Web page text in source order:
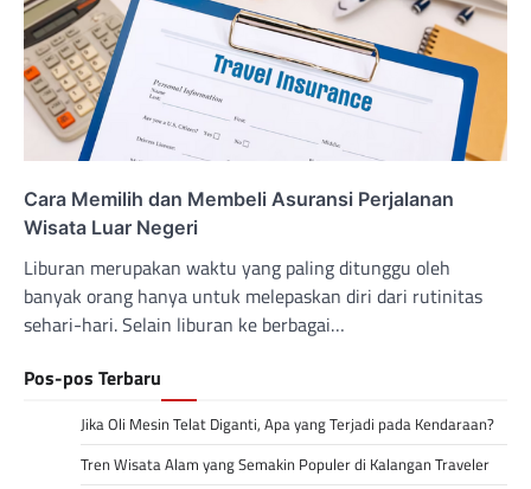
Cara Memilih dan Membeli Asuransi Perjalanan
Wisata Luar Negeri
Liburan merupakan waktu yang paling ditunggu oleh
banyak orang hanya untuk melepaskan diri dari rutinitas
sehari-hari. Selain liburan ke berbagai…
Pos-pos Terbaru
Jika Oli Mesin Telat Diganti, Apa yang Terjadi pada Kendaraan?
Tren Wisata Alam yang Semakin Populer di Kalangan Traveler